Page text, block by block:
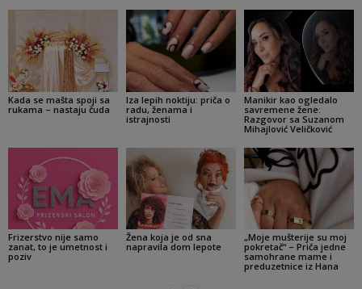
Kada se mašta spoji sa
rukama – nastaju čuda
Iza lepih noktiju: priča o
radu, ženama i
istrajnosti
Manikir kao ogledalo
savremene žene:
Razgovor sa Suzanom
Mihajlović Veličković
Frizerstvo nije samo
zanat, to je umetnost i
poziv
Žena koja je od sna
napravila dom lepote
„Moje mušterije su moj
pokretač“ – Priča jedne
samohrane mame i
preduzetnice iz Hana